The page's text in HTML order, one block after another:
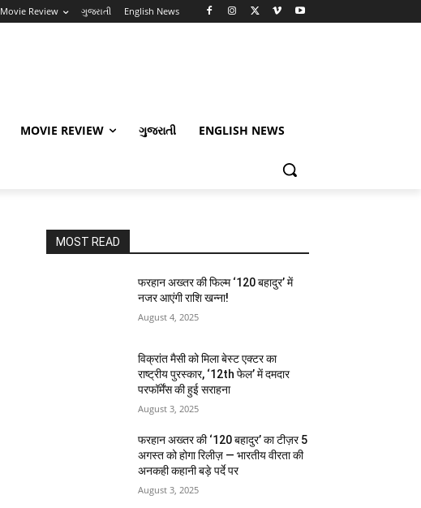
Movie Review ગુજરાતી English News
MOVIE REVIEW ગુજરાતી ENGLISH NEWS
MOST READ
फरहान अख्तर की फिल्म ‘120 बहादुर’ में
नजर आएंगी राशि खन्ना!
August 4, 2025
विक्रांत मैसी को मिला बेस्ट एक्टर का
राष्ट्रीय पुरस्कार, ‘12th फेल’ में दमदार
परफॉर्मेंस की हुई सराहना
August 3, 2025
फरहान अख्तर की ‘120 बहादुर’ का टीज़र 5
अगस्त को होगा रिलीज़ — भारतीय वीरता की
अनकही कहानी बड़े पर्दे पर
August 3, 2025